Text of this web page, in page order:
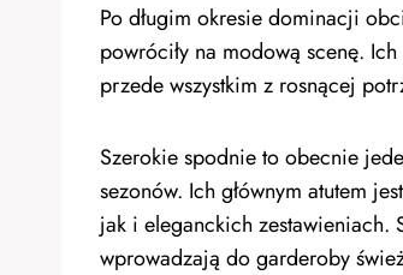
Po długim okresie dominacji
powróciły na modową scenę.
przede wszystkim z rosnącej
Szerokie spodnie to obecnie
sezonów. Ich głównym atutem
jak i eleganckich zestawieniach.
wprowadzają do garderoby